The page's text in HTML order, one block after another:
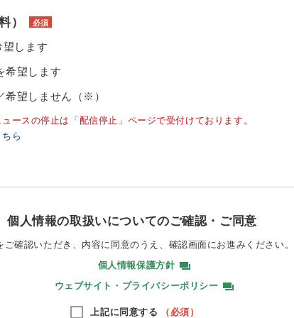
） 必須
望します
希望します
希望しません（※）
ースの停止は「配信停止」ページで受付けております。
ら
個人情報の取扱いについてのご確認・ご同意
ご確認いただき、内容に同意のうえ、 確認画面にお進みください。
個人情報保護方針
ウェブサイト・プライバシーポリシー
上記に同意する （必須）